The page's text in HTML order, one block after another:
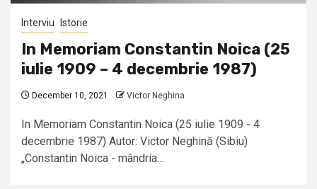
Interviu Istorie
In Memoriam Constantin Noica (25
iulie 1909 – 4 decembrie 1987)
December 10, 2021 Victor Neghina
In Memoriam Constantin Noica (25 iulie 1909 - 4
decembrie 1987) Autor: Victor Neghină (Sibiu)
„Constantin Noica - mândria...